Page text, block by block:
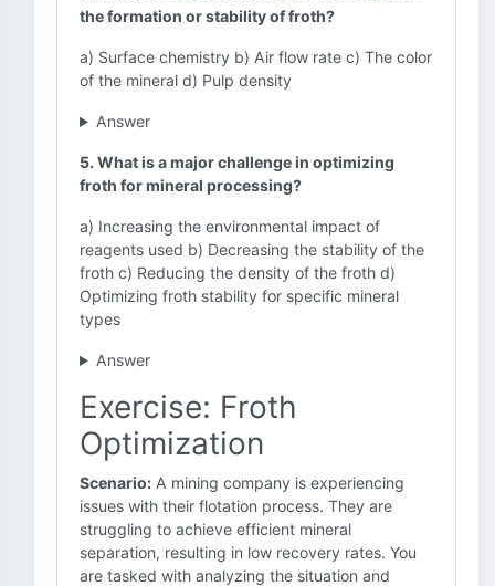
the formation or stability of froth?
a) Surface chemistry b) Air flow rate c) The color
of the mineral d) Pulp density
Answer
5. What is a major challenge in optimizing
froth for mineral processing?
a) Increasing the environmental impact of
reagents used b) Decreasing the stability of the
froth c) Reducing the density of the froth d)
Optimizing froth stability for specific mineral
types
Answer
Exercise: Froth
Optimization
Scenario: A mining company is experiencing
issues with their flotation process. They are
struggling to achieve efficient mineral
separation, resulting in low recovery rates. You
are tasked with analyzing the situation and